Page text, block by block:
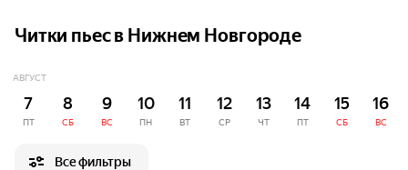
Читки пьес в Нижнем Новгороде
АВГУСТ
7
ПТ
8
СБ
9
ВС
10
ПН
11
ВТ
12
СР
13
ЧТ
14
ПТ
15
СБ
16
ВС
Все фильтры